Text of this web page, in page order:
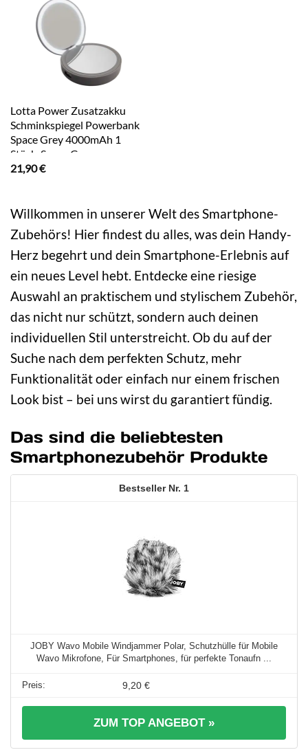
Lotta Power Zusatzakku
Schminkspiegel Powerbank
Space Grey 4000mAh 1
Stück, Space Grey
21,90€
Willkommen in unserer Welt des Smartphone-
Zubehörs! Hier findest du alles, was dein Handy-
Herz begehrt und dein Smartphone-Erlebnis auf
ein neues Level hebt. Entdecke eine riesige
Auswahl an praktischem und stylischem Zubehör,
das nicht nur schützt, sondern auch deinen
individuellen Stil unterstreicht. Ob du auf der
Suche nach dem perfekten Schutz, mehr
Funktionalität oder einfach nur einem frischen
Look bist – bei uns wirst du garantiert fündig.
Das sind die beliebtesten
Smartphonezubehör Produkte
1
JOBY Wavo Mobile Windjammer Polar, Schutzhülle für Mobile
Wavo Mikrofone, Für Smartphones, für perfekte Tonaufn ...
9,20 €
ZUM TOP ANGEBOT »